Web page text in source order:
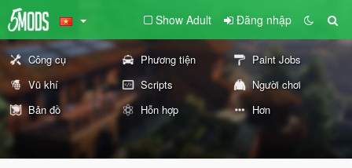
Show Adult Đăng nhập
Công cụ Phương tiện
Paint Jobs
Vũ khí
Scripts
Người chơi
Bản đồ
Hỗn hợp Hơn